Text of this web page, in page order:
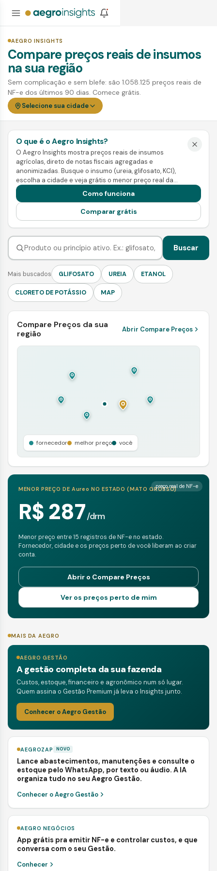
AEGRO INSIGHTS
Compare preços reais de insumos
na sua região
Sem complicação e sem blefe: são 1.058.125 preços reais de
NF-e dos últimos 90 dias. Comece grátis.
Selecione sua cidade
O que é o Aegro Insights?
O Aegro Insights mostra preços reais de insumos
agrícolas, direto de notas fiscais agregadas e
anonimizadas. Busque o insumo (ureia, glifosato, KCl),
escolha a cidade e veja grátis o menor preço real da
região. Pra ir além, a Inteligência mostra tendência,
sazonalidade e a melhor janela de compra e venda.
Como funciona
Comparar grátis
Buscar
Mais buscados GLIFOSATO UREIA ETANOL
CLORETO DE POTÁSSIO MAP
Compare Preços da sua
região
Abrir Compare Preços
fornecedor melhor preço você
preço real de NF-e
MENOR PREÇO DE Aureo NO ESTADO (MATO GROSSO)
R$ 287/drm
Menor preço entre 15 registros de NF-e no estado.
Fornecedor, cidade e os preços perto de você liberam ao criar
conta.
Abrir o Compare Preços
Ver os preços perto de mim
MAIS DA AEGRO
AEGRO GESTÃO
A gestão completa da sua fazenda
Custos, estoque, financeiro e agronômico num só lugar.
Quem assina o Gestão Premium já leva o Insights junto.
Conhecer o Aegro Gestão
AEGROZAP NOVO
Lance abastecimentos, manutenções e consulte o
estoque pelo WhatsApp, por texto ou áudio. A IA
organiza tudo no seu Aegro Gestão.
Conhecer o Aegro Gestão
AEGRO NEGÓCIOS
App grátis pra emitir NF-e e controlar custos, e que
conversa com o seu Gestão.
Conhecer